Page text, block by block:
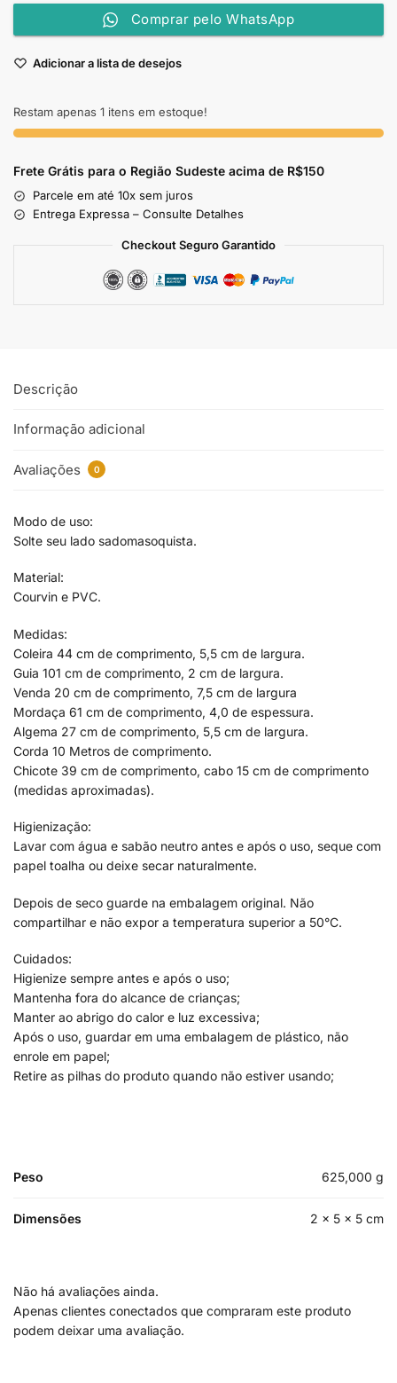
Comprar pelo WhatsApp
Adicionar a lista de desejos
Restam apenas 1 itens em estoque!
Frete Grátis para o Região Sudeste acima de R$150
Parcele em até 10x sem juros
Entrega Expressa – Consulte Detalhes
Checkout Seguro Garantido
Descrição
Informação adicional
Avaliações 0
Modo de uso:
Solte seu lado sadomasoquista.
Material:
Courvin e PVC.
Medidas:
Coleira 44 cm de comprimento, 5,5 cm de largura.
Guia 101 cm de comprimento, 2 cm de largura.
Venda 20 cm de comprimento, 7,5 cm de largura
Mordaça 61 cm de comprimento, 4,0 de espessura.
Algema 27 cm de comprimento, 5,5 cm de largura.
Corda 10 Metros de comprimento.
Chicote 39 cm de comprimento, cabo 15 cm de comprimento
(medidas aproximadas).
Higienização:
Lavar com água e sabão neutro antes e após o uso, seque com
papel toalha ou deixe secar naturalmente.
Depois de seco guarde na embalagem original. Não
compartilhar e não expor a temperatura superior a 50°C.
Cuidados:
Higienize sempre antes e após o uso;
Mantenha fora do alcance de crianças;
Manter ao abrigo do calor e luz excessiva;
Após o uso, guardar em uma embalagem de plástico, não
enrole em papel;
Retire as pilhas do produto quando não estiver usando;
Peso 625,000 g
Dimensões 2 × 5 × 5 cm
Não há avaliações ainda.
Apenas clientes conectados que compraram este produto
podem deixar uma avaliação.